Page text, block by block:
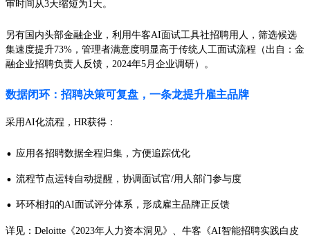
审时间从3天缩短为1天。
另有国内头部金融企业，利用牛客AI面试工具社招聘用人，筛选候选
集速度提升73%，管理者满意度明显高于传统人工面试流程（出自：金
融企业招聘负责人反馈，2024年5月企业调研）。
数据闭环：招聘决策可复盘，一条龙提升雇主品牌
采用AI化流程，HR获得：
· 应用各招聘数据全程归集，方便追踪优化
· 流程节点运转自动提醒，协调面试官/用人部门参与度
· 环环相扣的AI面试评分体系，形成雇主品牌正反馈
详见：Deloitte《2023年人力资本洞见》、牛客《AI智能招聘实践白皮